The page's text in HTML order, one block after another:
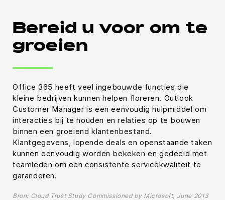
Bereid u voor om te
groeien
Office 365 heeft veel ingebouwde functies die
kleine bedrijven kunnen helpen floreren. Outlook
Customer Manager is een eenvoudig hulpmiddel om
interacties bij te houden en relaties op te bouwen
binnen een groeiend klantenbestand.
Klantgegevens, lopende deals en openstaande taken
kunnen eenvoudig worden bekeken en gedeeld met
teamleden om een consistente servicekwaliteit te
garanderen.
Bron: Cloud Trust Study Commissioned by Microsoft, June 2013